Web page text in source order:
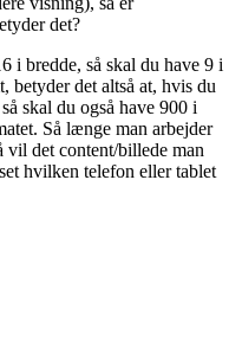
det?
i bredde, så skal du have 9 i
betyder det altså at, hvis du
skal du også have 900 i
Så længe man arbejder
det content/billede man
hvilken telefon eller tablet